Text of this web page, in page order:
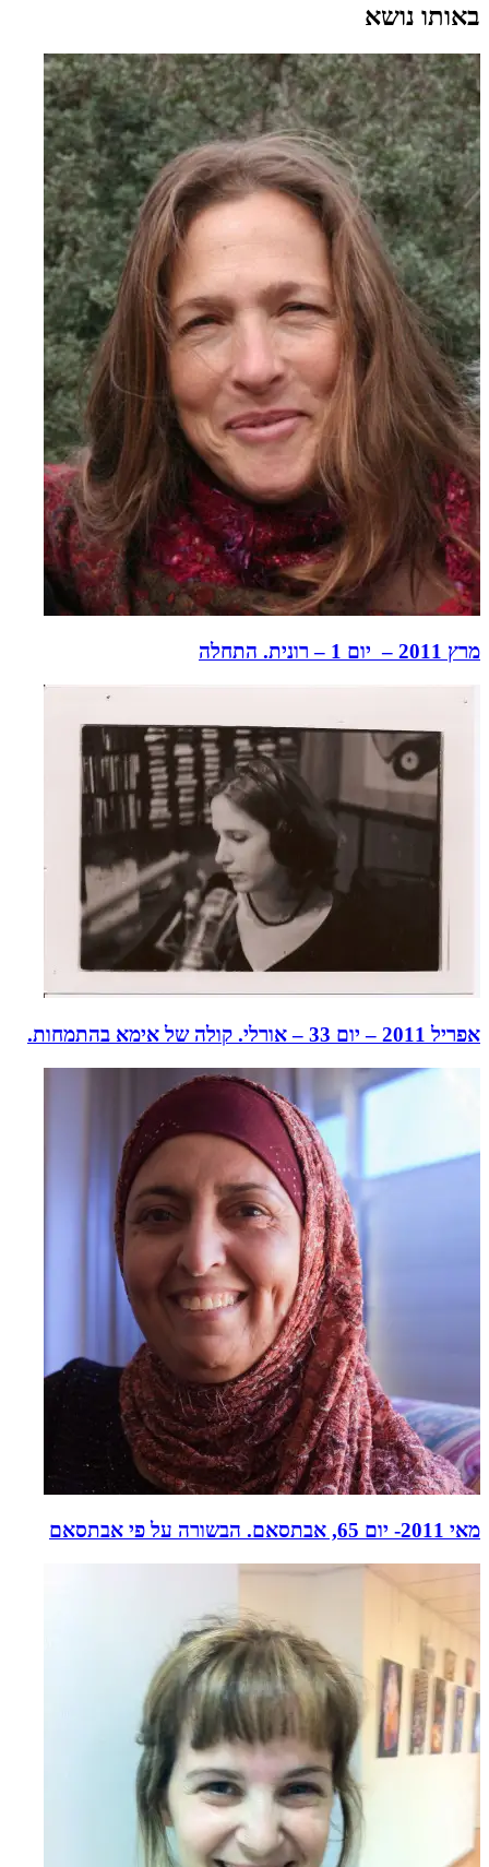
באותו נושא
מרץ 2011 – יום 1 – רונית. התחלה
אפריל 2011 – יום 33 – אורלי. קולה של אימא בהתמחות.
מאי 2011- יום 65, אבתסאם. הבשורה על פי אבתסאם